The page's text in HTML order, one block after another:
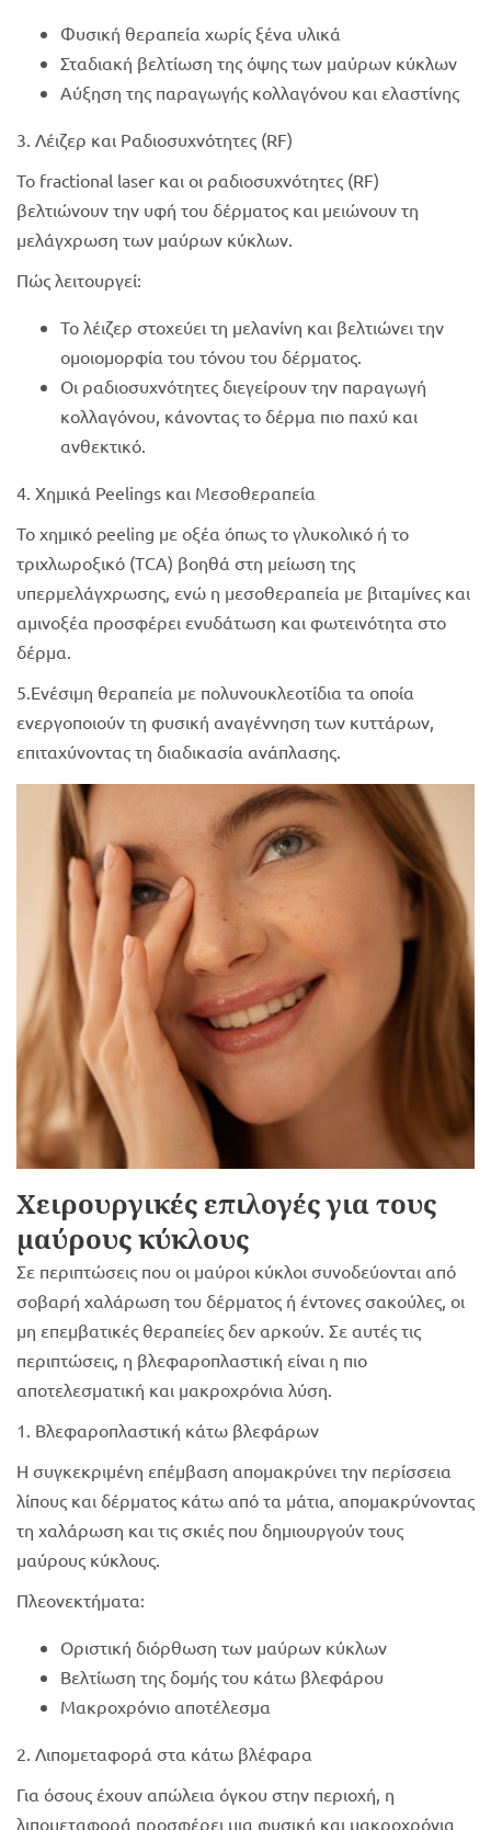
Φυσική θεραπεία χωρίς ξένα υλικά
Σταδιακή βελτίωση της όψης των μαύρων κύκλων
Αύξηση της παραγωγής κολλαγόνου και ελαστίνης
3. Λέιζερ και Ραδιοσυχνότητες (RF)
Το fractional laser και οι ραδιοσυχνότητες (RF)
βελτιώνουν την υφή του δέρματος και μειώνουν τη
μελάγχρωση των μαύρων κύκλων.
Πώς λειτουργεί:
Το λέιζερ στοχεύει τη μελανίνη και βελτιώνει την
ομοιομορφία του τόνου του δέρματος.
Οι ραδιοσυχνότητες διεγείρουν την παραγωγή
κολλαγόνου, κάνοντας το δέρμα πιο παχύ και
ανθεκτικό.
4. Χημικά Peelings και Μεσοθεραπεία
Το χημικό peeling με οξέα όπως το γλυκολικό ή το
τριχλωροξικό (TCA) βοηθά στη μείωση της
υπερμελάγχρωσης, ενώ η μεσοθεραπεία με βιταμίνες και
αμινοξέα προσφέρει ενυδάτωση και φωτεινότητα στο
δέρμα.
5.Ενέσιμη θεραπεία με πολυνουκλεοτίδια τα οποία
ενεργοποιούν τη φυσική αναγέννηση των κυττάρων,
επιταχύνοντας τη διαδικασία ανάπλασης.
Χειρουργικές επιλογές για τους
μαύρους κύκλους
Σε περιπτώσεις που οι μαύροι κύκλοι συνοδεύονται από
σοβαρή χαλάρωση του δέρματος ή έντονες σακούλες, οι
μη επεμβατικές θεραπείες δεν αρκούν. Σε αυτές τις
περιπτώσεις, η βλεφαροπλαστική είναι η πιο
αποτελεσματική και μακροχρόνια λύση.
1. Βλεφαροπλαστική κάτω βλεφάρων
Η συγκεκριμένη επέμβαση απομακρύνει την περίσσεια
λίπους και δέρματος κάτω από τα μάτια, απομακρύνοντας
τη χαλάρωση και τις σκιές που δημιουργούν τους
μαύρους κύκλους.
Πλεονεκτήματα:
Οριστική διόρθωση των μαύρων κύκλων
Βελτίωση της δομής του κάτω βλεφάρου
Μακροχρόνιο αποτέλεσμα
2. Λιπομεταφορά στα κάτω βλέφαρα
Για όσους έχουν απώλεια όγκου στην περιοχή, η
λιπομεταφορά προσφέρει μια φυσική και μακροχρόνια